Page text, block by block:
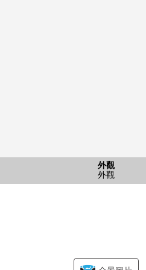
外觀
外觀
客廳
客廳
客廳
客廳
客廳
客廳
客廳
客廳
廚房
廚房
廚房
廚房
收納
收納
廚房
廚房
廚房
洗滌槽
廚房
抽油煙機
廁所
廁所
和式房間
和式房間(約6.0張塌塌
和式房間
和式房間(約6.0張塌塌
和式房間
和式房間(約6.0張塌塌
西式房間
西式房間(約9.7張塌塌
西式房間
南側西式房間(約4.7張塌
西式房間
南側西式房間(約4.7張塌
西式房間
南側西式房間(約4.7張塌
西式房間
北側西式房間(約4.7張塌
西式房間
北側西式房間(約4.7張塌
陽台
陽台
風景
風景
風景
風景
門口
門口
門口
門口
院子
院子
外觀
外觀
外觀
外觀
外觀
外觀
門口
路徑
停車場
停車位
含有前面道路的外觀
含有前面道路的外觀
含有前面道路的外觀
含有前面道路的外觀
院子
院子
院子
院子
院子
院子
TAIYO大的House取手戶頭商
Welcia取手戶頭2號店(約
戶頭小學(約250m)
戶頭中學(約280m)
miyanomae公園(約